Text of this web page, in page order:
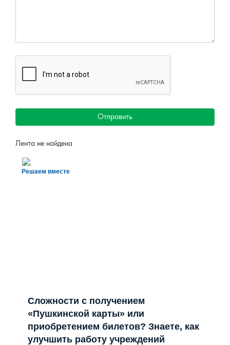
Отправить
Лента не найдена
Решаем вместе
Сложности с получением
«Пушкинской карты» или
приобретением билетов? Знаете, как
улучшить работу учреждений